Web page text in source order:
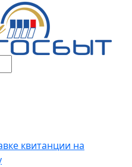
квитанции на